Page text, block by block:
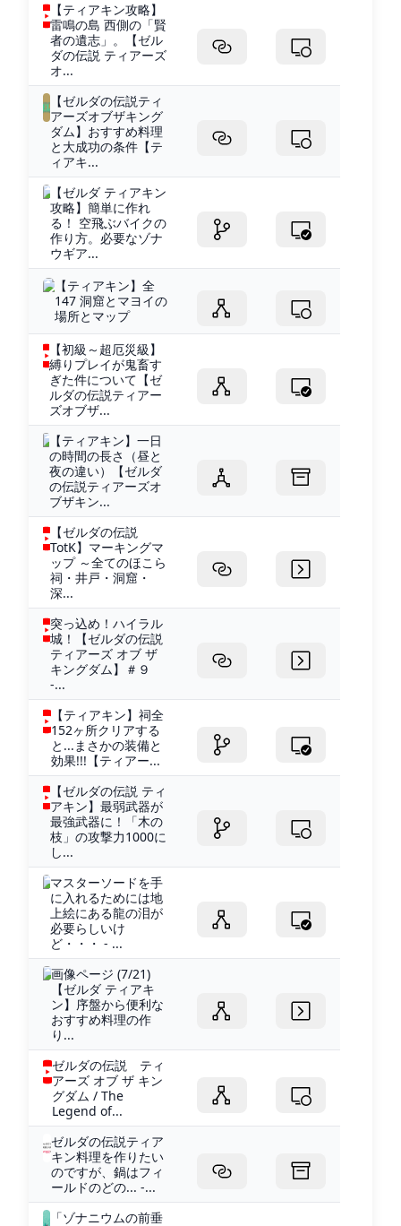
【ティアキン攻略】
雷鳴の島 西側の「賢
者の遺志」。【ゼル
ダの伝説 ティアーズ
オ...
【ゼルダの伝説ティ
アーズオブザキング
ダム】おすすめ料理
と大成功の条件【テ
ィアキ...
【ゼルダ ティアキン
攻略】簡単に作れ
る！ 空飛ぶバイクの
作り方。必要なゾナ
ウギア...
【ティアキン】全
147 洞窟とマヨイの
場所とマップ
【初級～超厄災級】
縛りプレイが鬼畜す
ぎた件について【ゼ
ルダの伝説ティアー
ズオブザ...
【ティアキン】一日
の時間の長さ（昼と
夜の違い）【ゼルダ
の伝説ティアーズオ
ブザキン...
【ゼルダの伝説
TotK】マーキングマ
ップ ～全てのほこら
祠・井戸・洞窟・
深...
突っ込め！ハイラル
城！【ゼルダの伝説
ティアーズ オブ ザ
キングダム】＃９
-...
【ティアキン】祠全
152ヶ所クリアする
と...まさかの装備と
効果!!!【ティアー...
【ゼルダの伝説 ティ
アキン】最弱武器が
最強武器に！「木の
枝」の攻撃力1000に
し...
マスターソードを手
に入れるためには地
上絵にある龍の泪が
必要らしいけ
ど・・・ - ...
画像ページ (7/21)
【ゼルダ ティアキ
ン】序盤から便利な
おすすめ料理の作
り...
ゼルダの伝説 ティ
アーズ オブ ザ キン
グダム / The
Legend of...
ゼルダの伝説ティア
キン料理を作りたい
のですが、鍋はフィ
ールドのどの... -...
「ゾナニウムの前垂